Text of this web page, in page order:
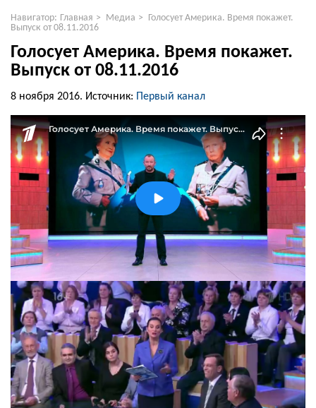
Навигатор: Главная > Медиа > Голосует Америка. Время покажет.
Выпуск от 08.11.2016
Голосует Америка. Время покажет.
Выпуск от 08.11.2016
8 ноября 2016. Источник: Первый канал